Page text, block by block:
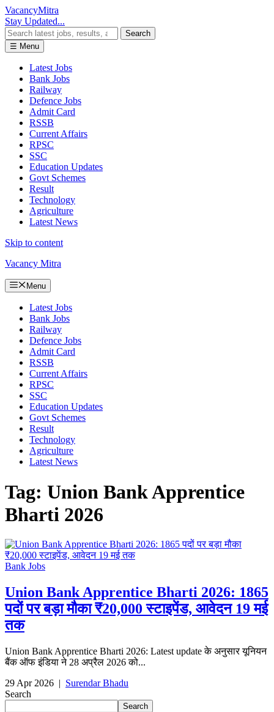
VacancyMitra
Stay Updated...
Search
☰ Menu
Latest Jobs
Bank Jobs
Railway
Defence Jobs
Admit Card
RSSB
Current Affairs
RPSC
SSC
Education Updates
Govt Schemes
Result
Technology
Agriculture
Latest News
Skip to content
Vacancy Mitra
Menu
Latest Jobs
Bank Jobs
Railway
Defence Jobs
Admit Card
RSSB
Current Affairs
RPSC
SSC
Education Updates
Govt Schemes
Result
Technology
Agriculture
Latest News
Tag: Union Bank Apprentice
Bharti 2026
Bank Jobs
Union Bank Apprentice Bharti 2026: 1865
पदों पर बड़ा मौका ₹20,000 स्टाइपेंड, आवेदन 19 मई
तक
Union Bank Apprentice Bharti 2026: Latest update के अनुसार यूनियन
बैंक ऑफ इंडिया ने 28 अप्रैल 2026 को...
29 Apr 2026 | Surendar Bhadu
Search
Search